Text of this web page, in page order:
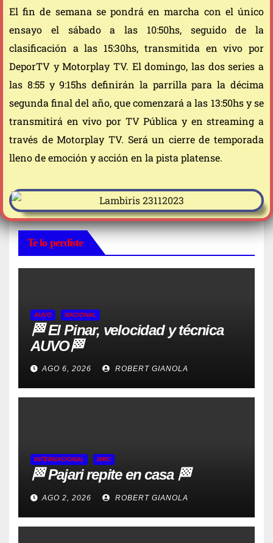
El fin de semana se pondrá en marcha con el único
ensayo el sábado a las 10:50hs, seguido de la
clasificación a las 15:30hs, transmitida en vivo por
DeporTV y Motorplay TV. El domingo, las dos series a
las 8:55 y 9:15hs definirán la parrilla para la décima
segunda final del año, que comenzará a las 13:50hs y se
transmitirá en vivo por TV Pública y en streaming a
través de Motorplay TV. Será un cierre de temporada
lleno de emoción y acción en la pista platense.
Te lo perdiste
AUVO NACIONAL
🏁 El Pinar, velocidad y técnica
AUVO🏁
AGO 6, 2026 ROBERT GIANOLA
INTERNACIONAL WRC
🏁 Pajari repite en casa 🏁
AGO 2, 2026 ROBERT GIANOLA